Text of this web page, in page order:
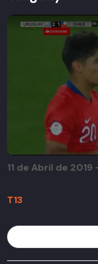
T13
11 de Abril de 2019